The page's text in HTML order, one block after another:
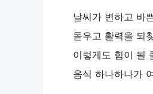
날씨가 변하고 바
돋우고 활력을 되
이렇게도 힘이 될
음식 하나하나가